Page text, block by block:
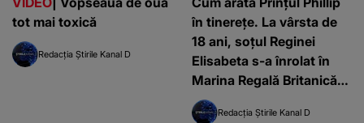
tot mai toxică
Redacția Știrile Kanal D
în tinerețe. La vârsta de
18 ani, soțul Reginei
Elisabeta s-a înrolat în
Marina Regală Britanică
(FOTO)
Redacția Știrile Kanal D